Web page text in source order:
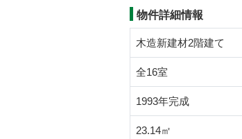
物件詳細情報
木造新建材2階建て
全16室
1993年完成
23.14㎡